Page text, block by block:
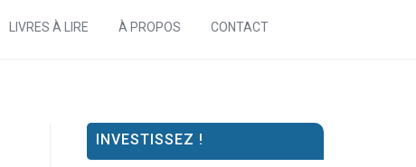
LIVRES À LIRE À PROPOS CONTACT
INVESTISSEZ !